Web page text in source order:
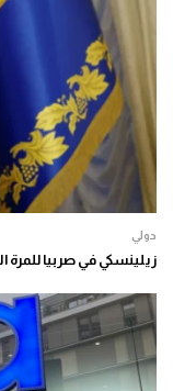
دولي
زيلينسكي في صربيا للمرة